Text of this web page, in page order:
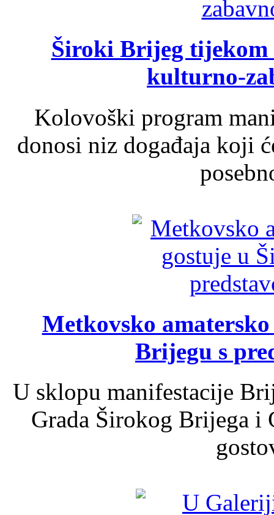
Široki Brijeg tijekom
kulturno-
Kolovoški program
donosi niz događaja koji
Metkovsko
Brijegu s
U sklopu manifestacije
Grada Širokog Brijega